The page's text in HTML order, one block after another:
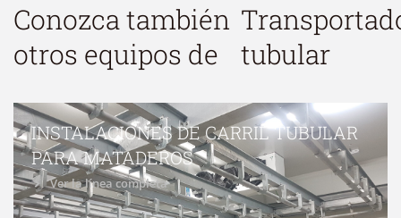
Conozca también
otros equipos de
tubular
INSTALACIONES DE CARRIL TUBULAR
PARA MATADEROS
Ver la línea completa